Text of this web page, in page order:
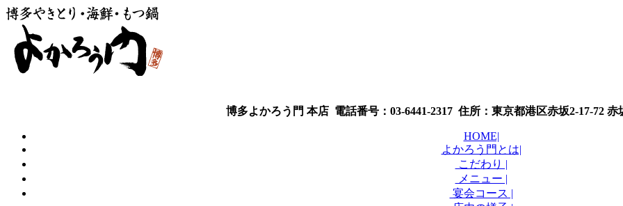
博多よかろう門 本店 電話番号：03-6441-2317 住所：東京都港区赤坂2-17-72 赤
HOME|
よかろう門とは|
こだわり |
メニュー |
宴会コース |